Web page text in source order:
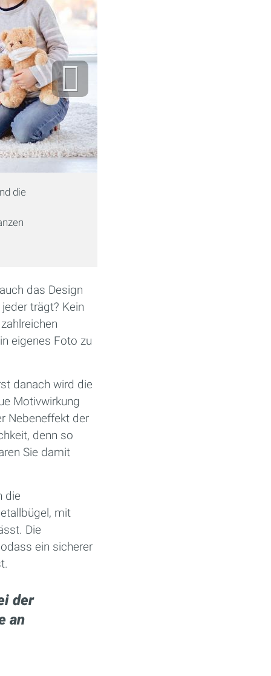
die
das Design
trägt? Kein
eigenes Foto zu
danach wird die
Motivwirkung
Nebeneffekt der
denn so
Sie damit
die
mit
Die
ein sicherer
der
an